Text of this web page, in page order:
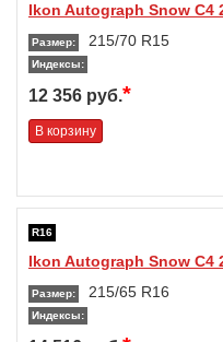
Ikon Autograph Snow C4
Размер: 215/70 R15
Индексы:
12 356 руб.*
В корзину
R16
Ikon Autograph Snow C4
Размер: 215/65 R16
Индексы: